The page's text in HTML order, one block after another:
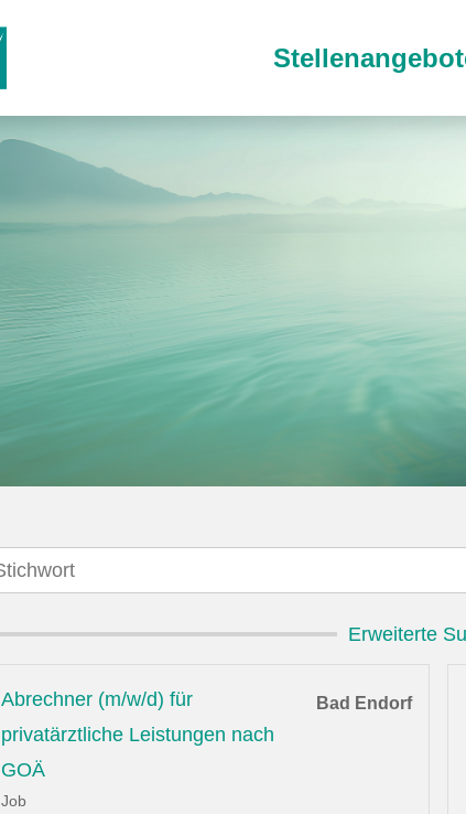
Erweiterte
Abrechner (m/w/d) für
privatärztliche Leistungen nach
GOÄ
Job
Bad Endorf